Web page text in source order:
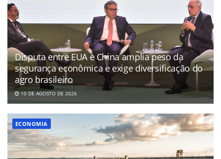
Disputa entre EUA e China amplia peso da
segurança econômica e exige diversificação do
agro brasileiro
10 DE AGOSTO DE 2026
ECONOMIA